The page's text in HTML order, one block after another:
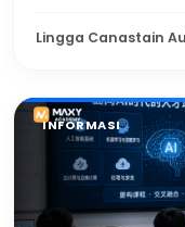
Lingga Canastain
INFORMASI